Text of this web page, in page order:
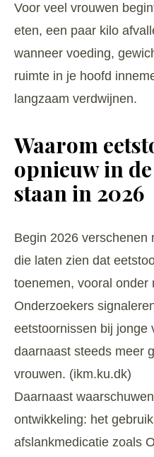
Voor veel vrouwen
eten, een paar kilo
wanneer voeding,
ruimte in je hoofd
langzaam verdwijnen.
Waarom
opnieuw in
staan in 2026
Begin 2026 verschenen
die laten zien dat
toenemen, vooral onder
Onderzoekers
eetstoornissen bij jonge
daarnaast steeds meer
vrouwen. (ikm.ku.dk)
Daarnaast
ontwikkeling: het
afslankmedicatie zoals